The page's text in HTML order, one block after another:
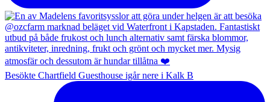
Besökte Chartfield Guesthouse igår nere i Kalk B